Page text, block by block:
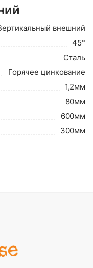
внешний
45°
Сталь
Горячее цинкование
1,2мм
80мм
600мм
300мм